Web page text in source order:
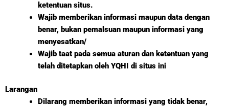
ketentuan situs.
Wajib memberikan informasi maupun data dengan
benar, bukan pemalsuan maupun informasi yang
menyesatkan/
Wajib taat pada semua aturan dan ketentuan yang
telah ditetapkan oleh YQHI di situs ini
Larangan
Dilarang memberikan informasi yang tidak benar,